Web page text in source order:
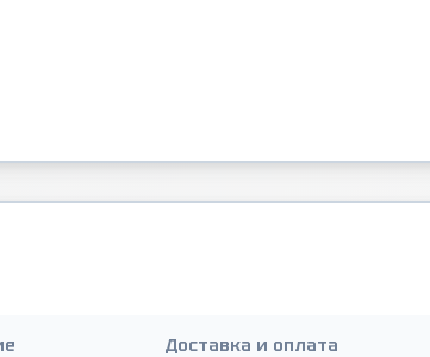
Доставка и оплата